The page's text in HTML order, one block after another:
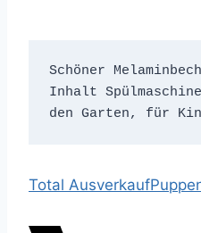
Schöner
Inhalt
den Garten, für
Total Ausverkauf